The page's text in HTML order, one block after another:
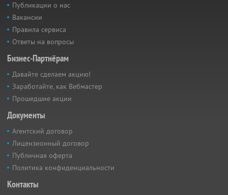
Публикации о нас
Вакансии
Правила сервиса
Ответы на вопросы
Бизнес-Партнёрам
Давайте сделаем акцию!
Заработайте, как Вебмастер
Прошедшие акции
Документы
Агентский договор
Лицензионный договор
Публичная оферта
Политика конфиденциальности
Контакты